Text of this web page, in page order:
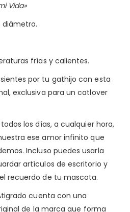
Vida»
diámetro.
frías y calientes.
por tu gathijo con esta
exclusiva para un catlover
los días, a cualquier hora,
ese amor infinito que
Incluso puedes usarla
artículos de escritorio y
recuerdo de tu mascota.
cuenta con una
de la marca que forma